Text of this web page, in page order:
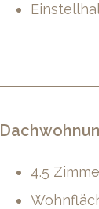
4.5